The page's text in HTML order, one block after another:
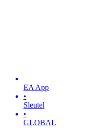
EA App
•
Sleutel
•
GLOBAL